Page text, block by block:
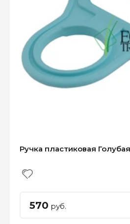
Ручка пластиковая
570 руб.